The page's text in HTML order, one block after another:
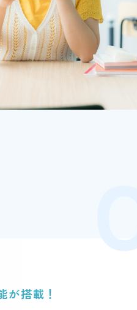
が搭載！